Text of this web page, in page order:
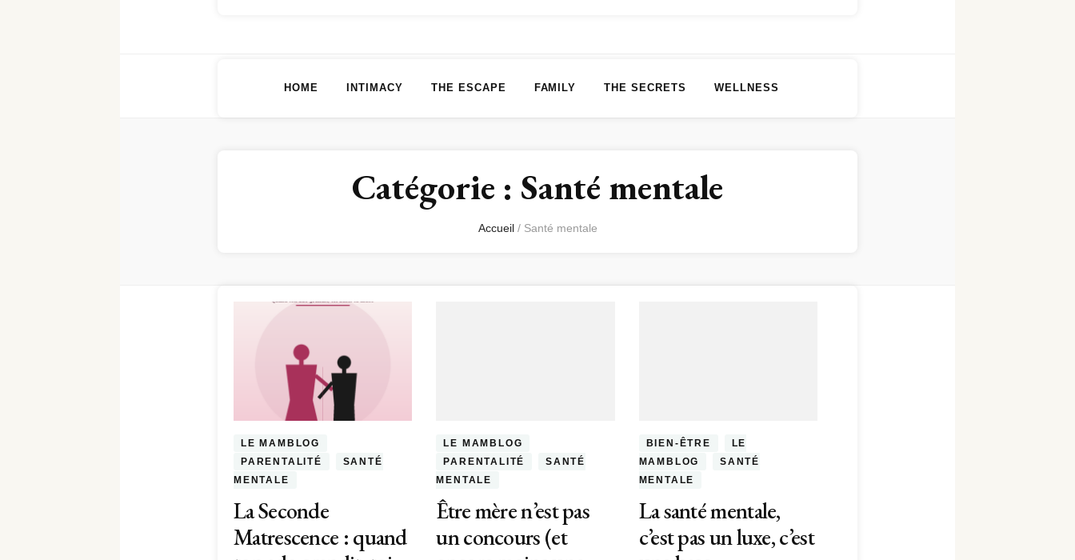
HOME INTIMACY THE ESCAPE FAMILY THE SECRETS WELLNESS
Catégorie : Santé mentale
Accueil / Santé mentale
LE MAMBLOG
PARENTALITÉ
SANTÉ
MENTALE
La Seconde
Matrescence : quand
LE MAMBLOG
PARENTALITÉ
SANTÉ
MENTALE
Être mère n’est pas
un concours (et
BIEN-ÊTRE
LE
MAMBLOG
SANTÉ
MENTALE
La santé mentale,
c’est pas un luxe, c’est